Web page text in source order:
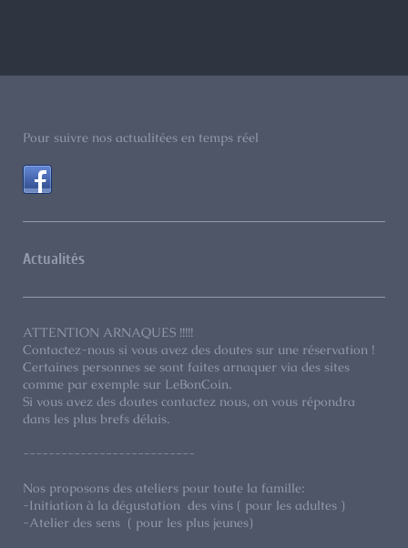
Pour suivre nos actualitées en temps réel
Actualités
ATTENTION ARNAQUES !!!!!
Contactez-nous si vous avez des doutes sur une réservation !
Certaines personnes se sont faites arnaquer via des sites
comme par exemple sur LeBonCoin.
Si vous avez des doutes contactez nous, on vous répondra
dans les plus brefs délais.
---------------------------
Nos proposons des ateliers pour toute la famille:
-Initiation à la dégustation des vins ( pour les adultes )
-Atelier des sens ( pour les plus jeunes)